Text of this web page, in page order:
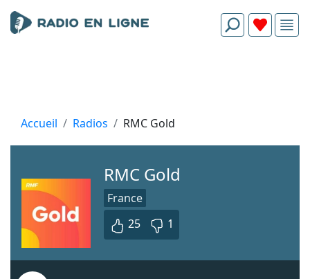
Accueil Radios RMC Gold
RMC Gold
France
25
1